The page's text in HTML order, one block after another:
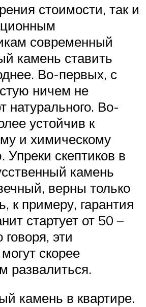
стоимости, так и
современный
камень ставить
Во-первых, с
ничем не
натурального. Во-
устойчив к
и химическому
Упреки скептиков в
камень
верны только
к примеру, гарантия
стартует от 50 –
эти
скорее
развалиться.
камень в квартире.